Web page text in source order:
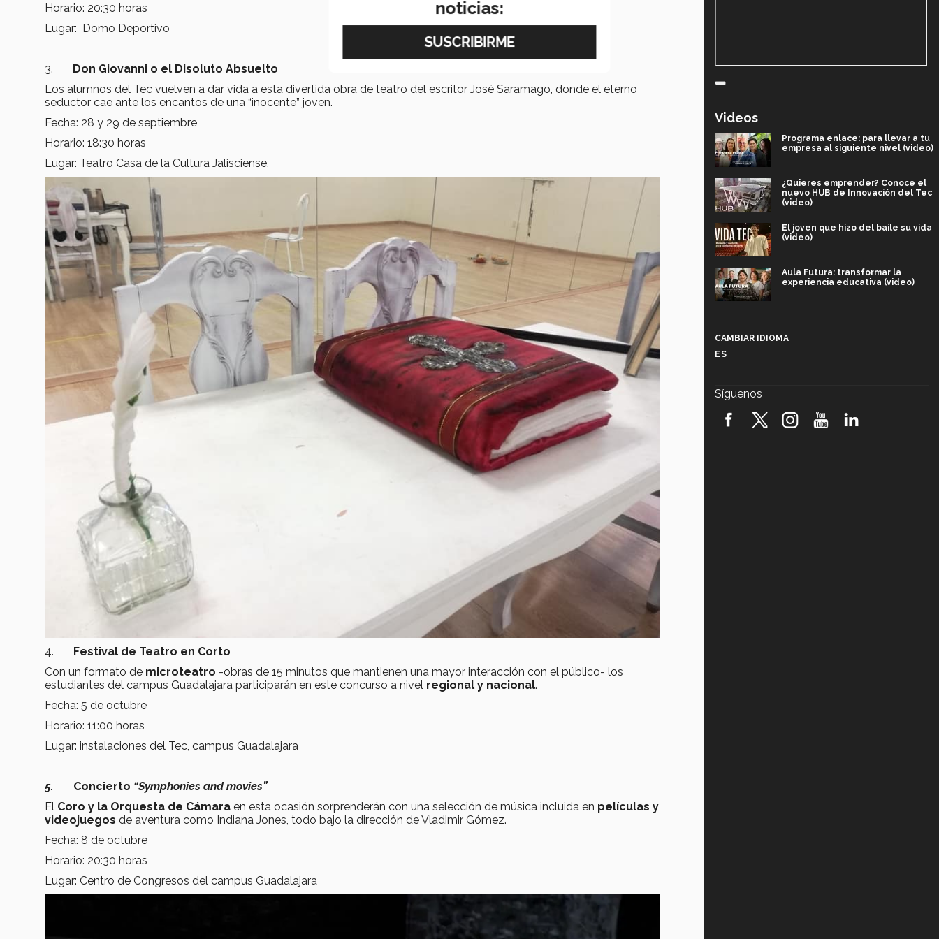
Horario: 20:30 horas
Lugar: Domo Deportivo
3.
Don Giovanni o el Disoluto Absuelto
Los alumnos del Tec vuelven a dar vida a esta divertida obra de teatro del escritor José Saramago, donde el eterno
seductor cae ante los encantos de una “inocente” joven.
Fecha: 28 y 29 de septiembre
Horario: 18:30 horas
Lugar: Teatro Casa de la Cultura Jalisciense.
4.
Festival de Teatro en Corto
Con un formato de microteatro -obras de 15 minutos que mantienen una mayor interacción con el público- los
estudiantes del campus Guadalajara participarán en este concurso a nivel regional y nacional.
Fecha: 5 de octubre
Horario: 11:00 horas
Lugar: instalaciones del Tec, campus Guadalajara
5. Concierto “Symphonies and movies”
El Coro y la Orquesta de Cámara en esta ocasión sorprenderán con una selección de música incluida en películas y
videojuegos de aventura como Indiana Jones, todo bajo la dirección de Vladimir Gómez.
Fecha: 8 de octubre
Horario: 20:30 horas
Lugar: Centro de Congresos del campus Guadalajara
Videos
Programa enlace: para llevar a tu
empresa al siguiente nivel (video)
¿Quieres emprender? Conoce el
nuevo HUB de Innovación del Tec
(video)
El joven que hizo del baile su vida
(video)
Aula Futura: transformar la
experiencia educativa (video)
robótica FIRST 2026! (video)
CAMBIAR IDIOMA
ES
Síguenos
noticias: